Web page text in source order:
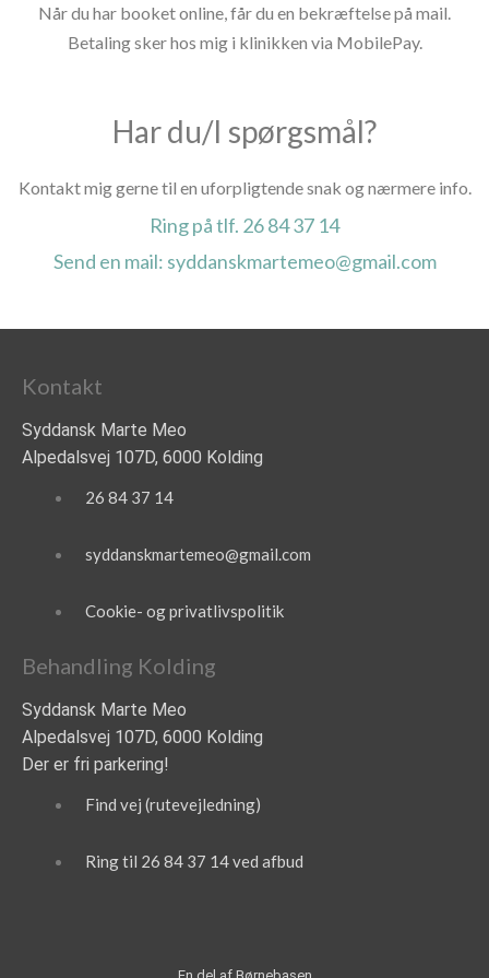
Når du har booket online, får du en bekræftelse på mail.
Betaling sker hos mig i klinikken via MobilePay.
Har du/I spørgsmål?
Kontakt mig gerne til en uforpligtende snak og nærmere info.
Ring på tlf. 26 84 37 14
Send en mail: syddanskmartemeo@gmail.com
Kontakt
Syddansk Marte Meo
Alpedalsvej 107D, 6000 Kolding
26 84 37 14
syddanskmartemeo@gmail.com
Cookie- og privatlivspolitik
Behandling Kolding
Syddansk Marte Meo
Alpedalsvej 107D, 6000 Kolding
Der er fri parkering!
Find vej (rutevejledning)
Ring til 26 84 37 14 ved afbud